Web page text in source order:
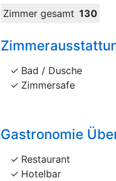
Zimmer gesamt 130
Bad / Dusche
Zimmersafe
Gastronomie
Restaurant
Hotelbar